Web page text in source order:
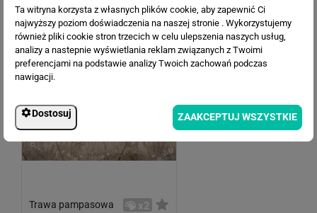
Trawa pampasowa x2
Ta witryna korzysta z własnych plików cookie, aby zapewnić Ci
najwyższy poziom doświadczenia na naszej stronie . Wykorzystujemy
również pliki cookie stron trzecich w celu ulepszenia naszych usług,
analizy a nastepnie wyświetlania reklam związanych z Twoimi
preferencjami na podstawie analizy Twoich zachowań podczas
nawigacji.
Dostosuj ZAAKCEPTUJ WSZYSTKIE